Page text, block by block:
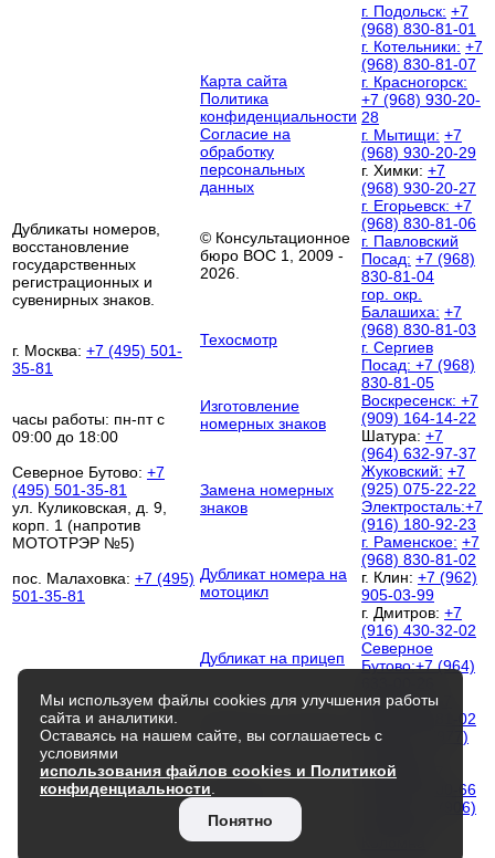
Дубликаты номеров,
восстановление
государственных
регистрационных и
сувенирных знаков.
г. Москва: +7 (495) 501-
35-81
часы работы: пн-пт с
09:00 до 18:00
Северное Бутово: +7
(495) 501-35-81
ул. Куликовская, д. 9,
корп. 1 (напротив
МОТОТРЭР №5)
пос. Малаховка: +7 (495)
501-35-81
Карта сайта
Политика
конфиденциальности
Согласие на
обработку
персональных
данных
© Консультационное
бюро ВОС 1, 2009 -
2026.
Техосмотр
Изготовление
номерных знаков
Замена номерных
знаков
Дубликат номера на
мотоцикл
Дубликат на прицеп
Контакты
г. Подольск: +7
(968) 830-81-01
г. Котельники: +7
(968) 830-81-07
г. Красногорск:
+7 (968) 930-20-
28
г. Мытищи: +7
(968) 930-20-29
г. Химки: +7
(968) 930-20-27
г. Егорьевск: +7
(968) 830-81-06
г. Павловский
Посад: +7 (968)
830-81-04
гор. окр.
Балашиха: +7
(968) 830-81-03
г. Сергиев
Посад: +7 (968)
830-81-05
Воскресенск: +7
(909) 164-14-22
Шатура: +7
(964) 632-97-37
Жуковский: +7
(925) 075-22-22
Электросталь:+7
(916) 180-92-23
г. Раменское: +7
(968) 830-81-02
г. Клин: +7 (962)
905-03-99
г. Дмитров: +7
(916) 430-32-02
Северное
Бутово:+7 (964)
Люберцы:+7
(968) 830-81-02
Чехов:
+7 (977)
Королёв:
(964) 512-00-66
+7 (906)
Мы используем файлы cookies для улучшения работы
сайта и аналитики.
Оставаясь на нашем сайте, вы соглашаетесь с
условиями
использования файлов cookies и Политикой
конфиденциальности
Понятно